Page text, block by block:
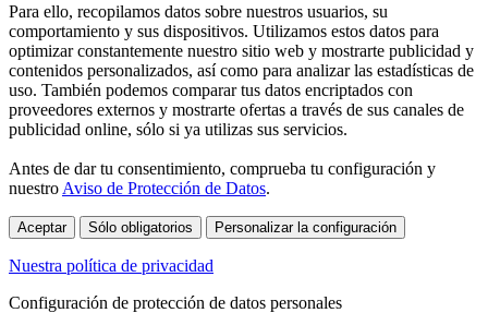
Para ello, recopilamos datos sobre nuestros usuarios, su
comportamiento y sus dispositivos. Utilizamos estos datos para
optimizar constantemente nuestro sitio web y mostrarte publicidad y
contenidos personalizados, así como para analizar las estadísticas de
uso. También podemos comparar tus datos encriptados con
proveedores externos y mostrarte ofertas a través de sus canales de
publicidad online, sólo si ya utilizas sus servicios.
Antes de dar tu consentimiento, comprueba tu configuración y
nuestro Aviso de Protección de Datos.
Aceptar Sólo obligatorios Personalizar la configuración
Nuestra política de privacidad
Configuración de protección de datos personales